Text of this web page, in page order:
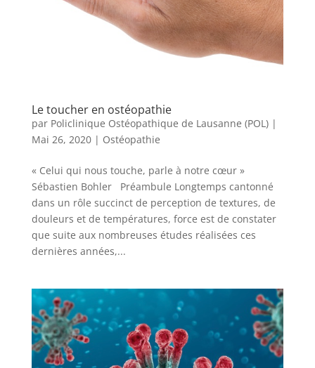
Le toucher en ostéopathie
par Policlinique Ostéopathique de Lausanne (POL)|
Mai 26, 2020| Ostéopathie
« Celui qui nous touche, parle à notre cœur »
Sébastien Bohler Préambule Longtemps cantonné
dans un rôle succinct de perception de textures, de
douleurs et de températures, force est de constater
que suite aux nombreuses études réalisées ces
dernières années,...